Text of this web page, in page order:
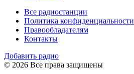
Все радиостанции
Политика конфиденциальности
Правообладателям
Контакты
Добавить радио
© 2026 Все права защищены